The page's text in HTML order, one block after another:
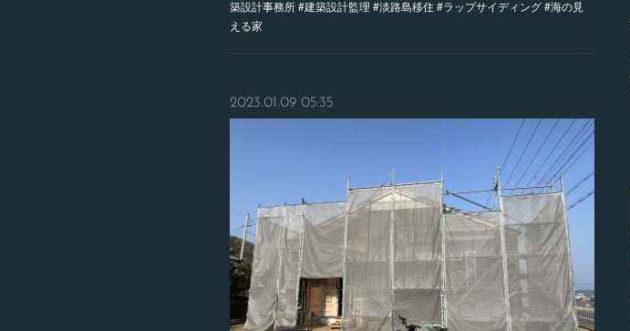
築設計事務所 #建築設計監理 #淡路島移住 #ラップサイディング #海の見
える家
2023.01.09 05:35